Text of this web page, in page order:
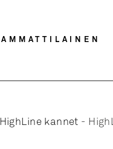
AMMATTILAINEN
HighLine kannet -